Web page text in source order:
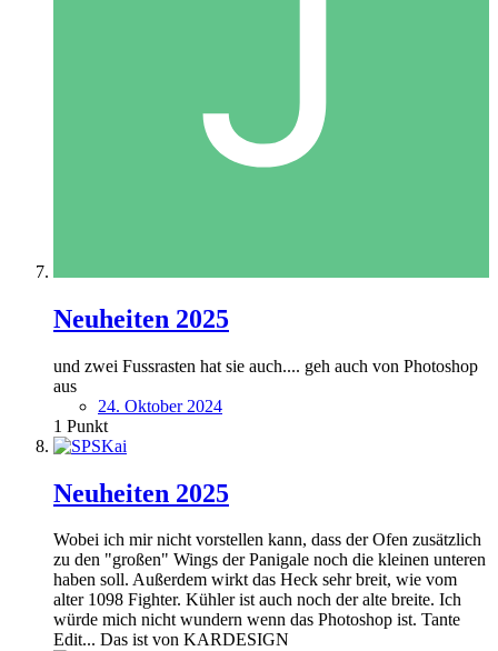
Neuheiten 2025
und zwei Fussrasten hat sie auch.... geh auch von Photoshop
aus
24. Oktober 2024
1 Punkt
Neuheiten 2025
Wobei ich mir nicht vorstellen kann, dass der Ofen zusätzlich
zu den "großen" Wings der Panigale noch die kleinen unteren
haben soll. Außerdem wirkt das Heck sehr breit, wie vom
alter 1098 Fighter. Kühler ist auch noch der alte breite. Ich
würde mich nicht wundern wenn das Photoshop ist. Tante
Edit... Das ist von KARDESIGN